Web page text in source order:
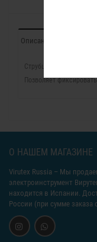
Описание
Струбцина стяжная
Позволяет
О НАШЕМ МАГАЗИНЕ
Virutex Russia – Мы
электроинструмент
находится в Испании.
России (при сумме заказа